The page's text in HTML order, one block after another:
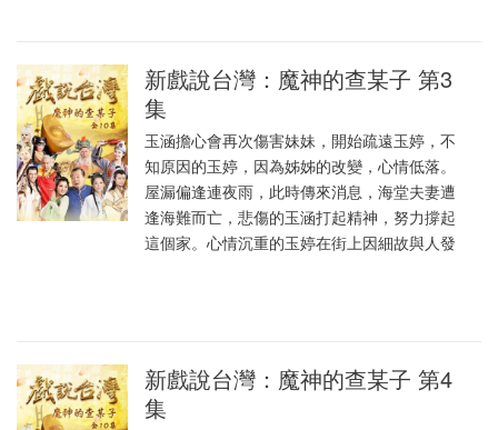
新戲說台灣：魔神的查某子 第3
集
玉涵擔心會再次傷害妹妹，開始疏遠玉婷，不
知原因的玉婷，因為姊姊的改變，心情低落。
屋漏偏逢連夜雨，此時傳來消息，海堂夫妻遭
逢海難而亡，悲傷的玉涵打起精神，努力撐起
這個家。心情沉重的玉婷在街上因細故與人發
新戲說台灣：魔神的查某子 第4
集